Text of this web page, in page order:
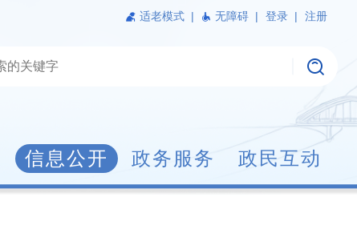
适老模式 | 无障碍 | 登录 | 注册
信息公开 政务服务 政民互动